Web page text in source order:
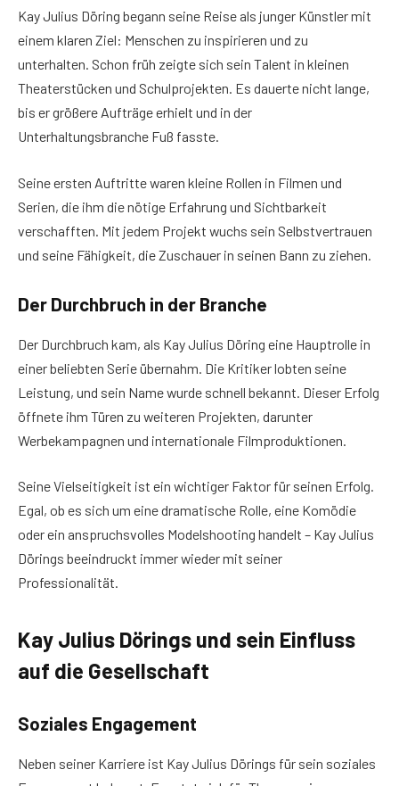
Kay Julius Döring begann seine Reise als junger Künstler mit
einem klaren Ziel: Menschen zu inspirieren und zu
unterhalten. Schon früh zeigte sich sein Talent in kleinen
Theaterstücken und Schulprojekten. Es dauerte nicht lange,
bis er größere Aufträge erhielt und in der
Unterhaltungsbranche Fuß fasste.
Seine ersten Auftritte waren kleine Rollen in Filmen und
Serien, die ihm die nötige Erfahrung und Sichtbarkeit
verschafften. Mit jedem Projekt wuchs sein Selbstvertrauen
und seine Fähigkeit, die Zuschauer in seinen Bann zu ziehen.
Der Durchbruch in der Branche
Der Durchbruch kam, als Kay Julius Döring eine Hauptrolle in
einer beliebten Serie übernahm. Die Kritiker lobten seine
Leistung, und sein Name wurde schnell bekannt. Dieser Erfolg
öffnete ihm Türen zu weiteren Projekten, darunter
Werbekampagnen und internationale Filmproduktionen.
Seine Vielseitigkeit ist ein wichtiger Faktor für seinen Erfolg.
Egal, ob es sich um eine dramatische Rolle, eine Komödie
oder ein anspruchsvolles Modelshooting handelt – Kay Julius
Dörings beeindruckt immer wieder mit seiner
Professionalität.
Kay Julius Dörings und sein Einfluss
auf die Gesellschaft
Soziales Engagement
Neben seiner Karriere ist Kay Julius Dörings für sein soziales